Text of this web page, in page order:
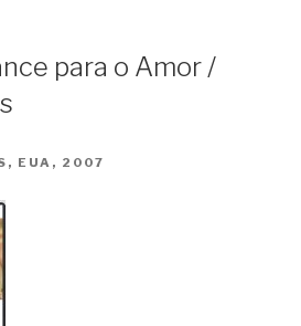
para o Amor /
EUA, 2007